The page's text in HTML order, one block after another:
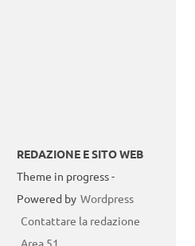
REDAZIONE E SITO WEB
Theme in progress -
Powered by Wordpress
Contattare la redazione
Area 51